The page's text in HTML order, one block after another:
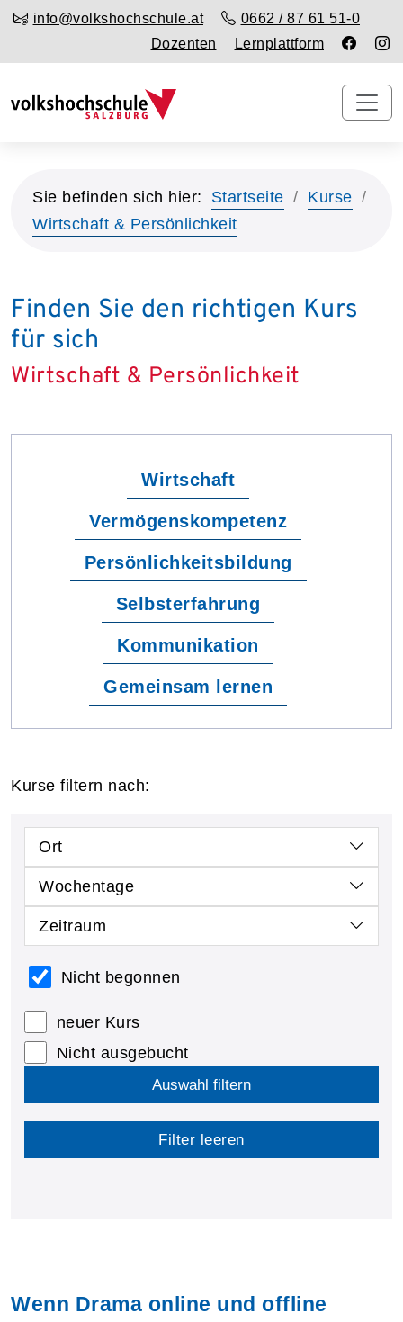
info@volkshochschule.at
0662 / 87 61 51-0
Dozenten
Lernplattform
Sie befinden sich hier: Startseite
Kurse
Wirtschaft & Persönlichkeit
Finden Sie den richtigen Kurs
für sich
Wirtschaft & Persönlichkeit
Wirtschaft
Vermögenskompetenz
Persönlichkeitsbildung
Selbsterfahrung
Kommunikation
Gemeinsam lernen
Kurse filtern nach:
Ort
Wochentage
Zeitraum
Nicht begonnen
neuer Kurs
Nicht ausgebucht
Auswahl filtern
Filter leeren
Wenn Drama online und offline